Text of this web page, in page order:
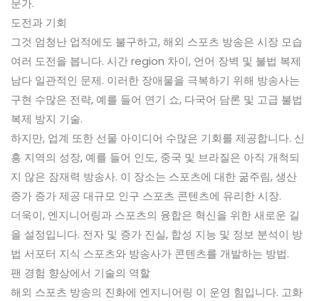
문가.
도전과 기회
그것 엄청난 업적에도 불구하고, 해외 스포츠 방송은 시장 모습
여러 도전을 봅니다. 시간 region 차이, 언어 장벽 및 불법 복제
남다 일관적인 문제. 이러한 장애물을 극복하기 위해 방송사는
구현 수많은 전략, 예를 들어 연기 쇼, 다국어 담론 및 고급 불법
복제 방지 기술.
하지만, 업계 또한 선물 아이디어 수많은 기회를 제공합니다. 신
흥 지역의 성장, 예를 들어 인도, 중국 및 브라질은 아직 개척되
지 않은 잠재력 방송사. 이 장소는 스포츠에 대한 굶주림, 생산
증가 증가 제공 대규모 인구 스포츠 콘텐츠에 유리한 시장.
더욱이, 엔지니어링과 스포츠의 융합은 혁신을 위한 새로운 길
을 설정입니다. 전자 및 증가 진실, 합성 지능 및 정보 분석이 방
법 서포터 지식 스포츠와 방송사가 콘텐츠를 개발하는 방법.
팬 경험 향상에서 기술의 역할
해외 스포츠 방송의 진화에 엔지니어링 이 운영 힘입니다. 고화